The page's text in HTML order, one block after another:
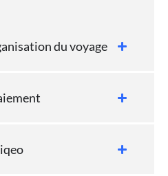
du voyage